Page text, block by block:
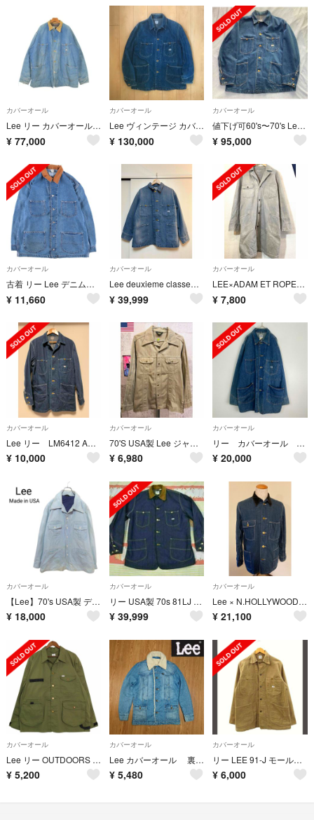
カバーオール
Lee リー カバーオール XL 紺 【古着】【中古】【送料無料】
¥ 77,000
カバーオール
Lee ヴィンテージ カバーオール 91-J 40
¥ 130,000
カバーオール
値下げ可60's〜70's Lee 91-j 91jdenimcoverall
¥ 95,000
カバーオール
古着 リー Lee デニムカバーオール メンズXL相当 ヴィンテージ /eaa577927
¥ 11,660
カバーオール
Lee deuxieme classe別注カバーオール
¥ 39,999
カバーオール
LEE×ADAM ET ROPE★カバーオール★コラボ★別注★定価2万円★灰
¥ 7,800
カバーオール
Lee リー LM6412 ARCHIVES 50S 91-J カバーオール
¥ 10,000
カバーオール
70'S USA製 Lee ジャケット M-L 三角黒タグ カーキ メンズ ヴィンテージ リー 米国製 アメリカ製
¥ 6,980
カバーオール
リー カバーオール ハウスタグ 0412 91-J LOCO jacket
¥ 20,000
カバーオール
【Lee】70's USA製 デニムカバーオール A-3074
¥ 18,000
カバーオール
リー USA製 70s 81LJ カバーオール c ビンテージ Lee 00
¥ 39,999
カバーオール
Lee × N.HOLLYWOODデニム カバーオール ミスターハリウッド
¥ 21,100
カバーオール
Lee リー OUTDOORS LOCO JACKET LM8603＊
¥ 5,200
カバーオール
Lee カバーオール 裏地ボア デニムジャケット USED加工
¥ 5,480
カバーオール
リー LEE 91-J モールスキン カバーオール 復刻 LOT2412 36
¥ 6,000